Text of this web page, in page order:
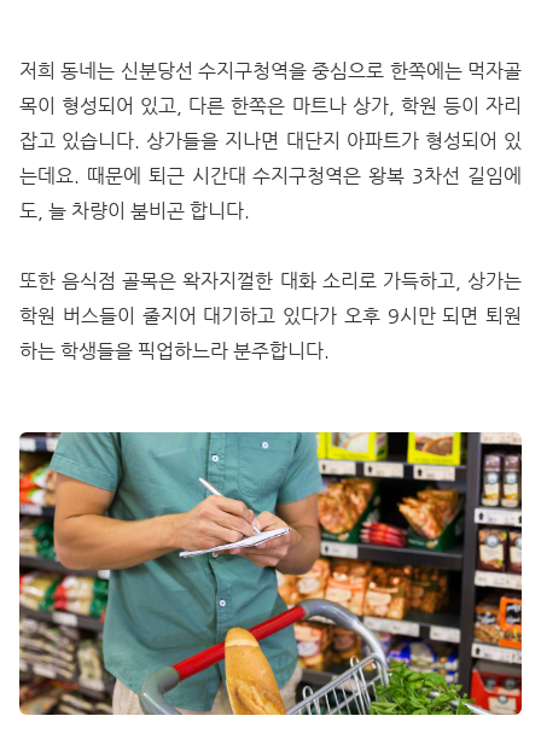
저희 동네는 신분당선 수지구청역을 중심으로 한쪽에는 먹자골
목이 형성되어 있고, 다른 한쪽은 마트나 상가, 학원 등이 자리
잡고 있습니다. 상가들을 지나면 대단지 아파트가 형성되어 있
는데요. 때문에 퇴근 시간대 수지구청역은 왕복 3차선 길임에
도, 늘 차량이 붐비곤 합니다.
또한 음식점 골목은 왁자지껄한 대화 소리로 가득하고, 상가는
학원 버스들이 줄지어 대기하고 있다가 오후 9시만 되면 퇴원
하는 학생들을 픽업하느라 분주합니다.